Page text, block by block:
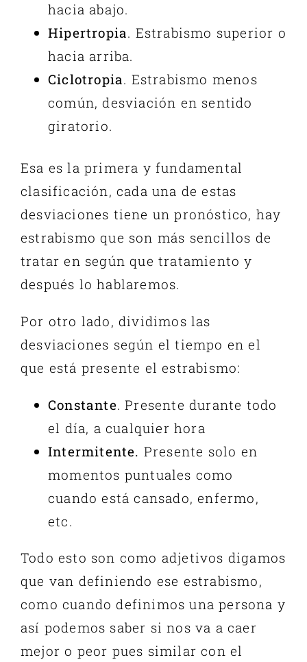
hacia abajo.
Hipertropia. Estrabismo superior o
hacia arriba.
Ciclotropia. Estrabismo menos
común, desviación en sentido
giratorio.
Esa es la primera y fundamental
clasificación, cada una de estas
desviaciones tiene un pronóstico, hay
estrabismo que son más sencillos de
tratar en segúnque tratamiento y
después lo hablaremos.
Por otro lado, dividimos las
desviaciones según el tiempo en el
que está presente el estrabismo:
Constante. Presente durante todo
el día, a cualquier hora
Intermitente. Presente solo en
momentos puntuales como
cuando está cansado, enfermo,
etc.
Todo esto son como adjetivos digamos
que van definiendo ese estrabismo,
como cuando definimos una persona y
así podemos saber si nos va a caer
mejor o peor pues similar con el